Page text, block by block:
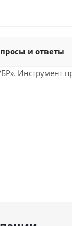
и ответы
Инструмент